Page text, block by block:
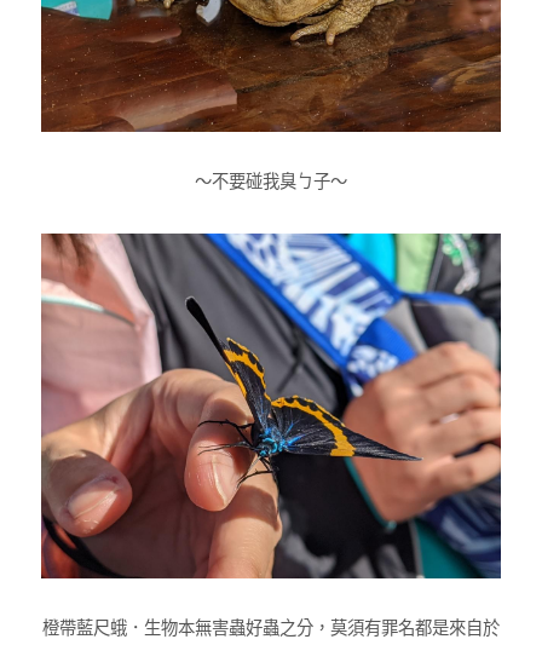
～不要碰我臭ㄅ子～
橙帶藍尺蛾．生物本無害蟲好蟲之分，莫須有罪名都是來自於